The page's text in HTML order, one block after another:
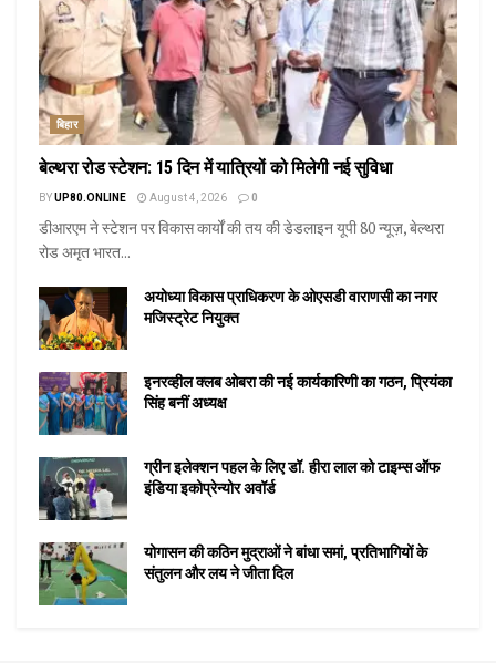
बिहार
बेल्थरा रोड स्टेशन: 15 दिन में यात्रियों को मिलेगी नई सुविधा
BYUP80.ONLINE August 4, 2026 0
डीआरएम ने स्टेशन पर विकास कार्यों की तय की डेडलाइन यूपी 80 न्यूज़, बेल्थरा
रोड अमृत भारत...
अयोध्या विकास प्राधिकरण के ओएसडी वाराणसी का नगर
मजिस्ट्रेट नियुक्त
इनरव्हील क्लब ओबरा की नई कार्यकारिणी का गठन, प्रियंका
सिंह बनीं अध्यक्ष
ग्रीन इलेक्शन पहल के लिए डॉ. हीरा लाल को टाइम्स ऑफ
इंडिया इकोप्रेन्योर अवॉर्ड
योगासन की कठिन मुद्राओं ने बांधा समां, प्रतिभागियों के
संतुलन और लय ने जीता दिल